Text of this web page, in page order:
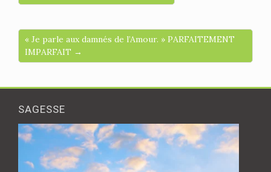
« Je parle aux damnés de l’Amour. » PARFAITEMENT
IMPARFAIT →
SAGESSE